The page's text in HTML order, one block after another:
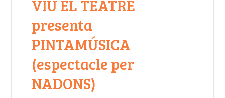
VIU EL TEATRE
presenta
PINTAMÚSICA
(espectacle per
NADONS)